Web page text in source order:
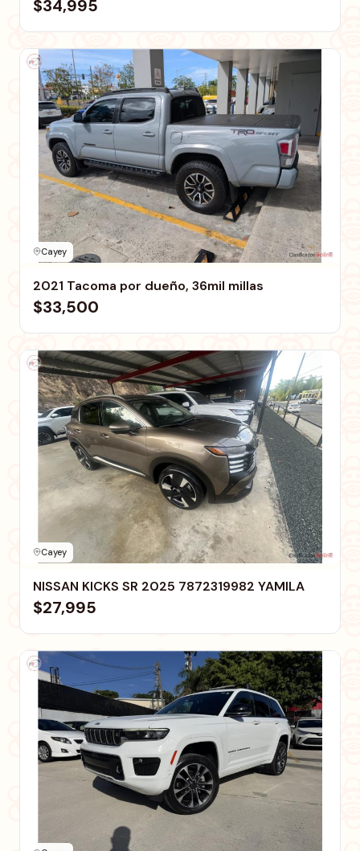
$34,995
Cayey
2021 Tacoma por dueño, 36mil millas
$33,500
Cayey
NISSAN KICKS SR 2025 7872319982 YAMILA
$27,995